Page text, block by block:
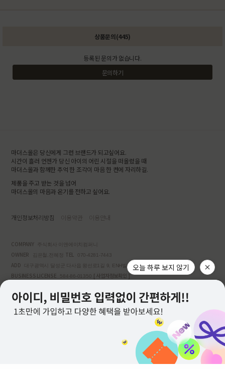
상품문의(445)
등록된 문의가 없습니다.
문의하기
마더스올은 당신에게 그런 브랜드가 되고싶어요.
시간이 흘러 언젠가 당신 아이의 어린 시절을 떠올렸을 때
마더스올과 함께한 추억 한 조각이 마음 한 켠에 자리하길.
제품을 주고 받는 것을 넘어
마더스올의 마음과 온기를 전하고 싶어요.
개인정보처리방침 이용약관 이용안내
COMPANY 주식회사 이앤에이치컴퍼니
OWNER 김은철,전혜정 TEL 070-4281-7443
ADD 대구광역시 달성군 다사읍 왕선로1길 9, ENH빌딩 3층
BUSINESS LICENSE 584-86-01350 [ 사업자정보확인 ]
PERSONAL INFO MANAGER 김은철
BANK ACCOUNT 국민은행 599737-04-002870
고객님은 안전거래를 위해 현금 등으로 결제시 저희 쇼핑몰에서 가입한
PG사의 구매안전서비스를 이용하실 수 있습니다.[ 서비스 가입사실 확인 ]
오늘 하루 보지 않기